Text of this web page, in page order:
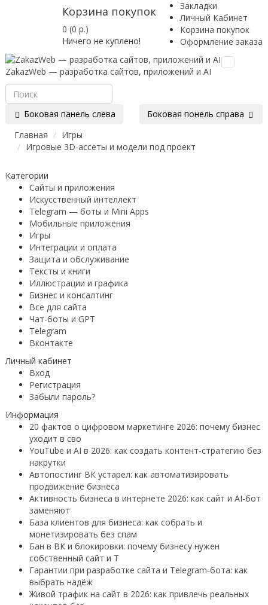
Закладки
Личный Кабинет
Корзина покупок
Оформление заказа
Корзина покупок
0 (0 р.)
Ничего не куплено!
ZakazWeb — разработка сайтов, приложений и AI
Toggle
Боковая панель слева
Боковая понель справа
Главная
Игры
Игровые 3D-ассеты и модели под проект
Категории
Сайты и приложения
Искусственный интеллект
Telegram — боты и Mini Apps
Мобильные приложения
Игры
Интеграции и оплата
Защита и обслуживание
Тексты и книги
Иллюстрации и графика
Бизнес и консалтинг
Все для сайта
Чат-боты и GPT
Telegram
Вконтакте
Личный кабинет
Вход
Регистрация
Забыли пароль?
Информация
20 фактов о цифровом маркетинге 2026: почему бизнес
уходит в сво
YouTube и AI в 2026: как создать контент-стратегию без
накрутки
Автопостинг ВК устарел: как автоматизировать
продвижение бизнеса
Активность бизнеса в интернете 2026: как сайт и AI-бот
заменяют
База клиентов для бизнеса: как собрать и
монетизировать без спам
Бан в ВК и блокировки: почему бизнесу нужен
собственный сайт и T
Гарантии при разработке сайта и Telegram-бота: как
выбрать надёж
Живой трафик на сайт в 2026: как привлечь реальных